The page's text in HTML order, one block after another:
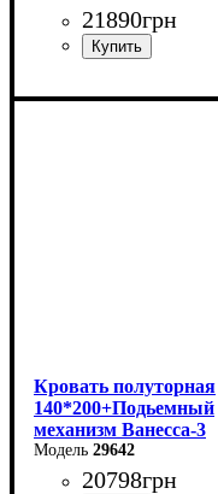
21890грн
Ширина: 186 см
Кровать полуторная
140*200+Подьемный
механизм Ванесса-3
29642
20798грн